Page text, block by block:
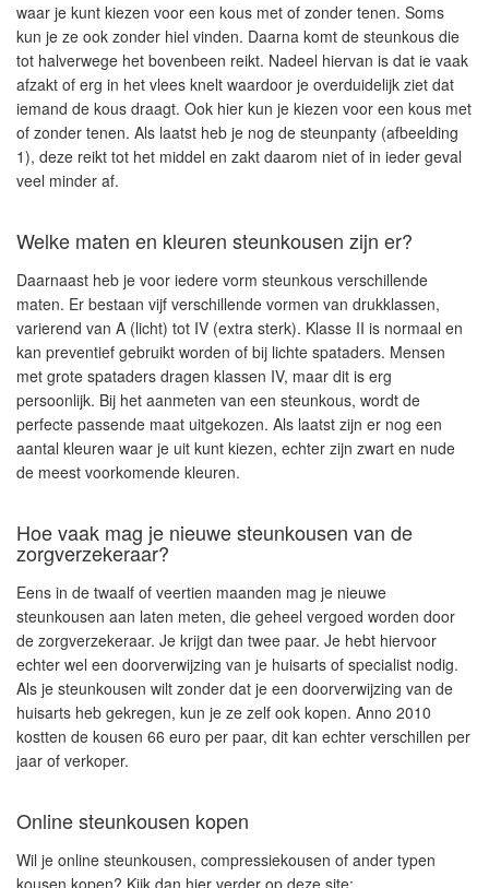
waar je kunt kiezen voor een kous met of zonder tenen. Soms
kun je ze ook zonder hiel vinden. Daarna komt de steunkous die
tot halverwege het bovenbeen reikt. Nadeel hiervan is dat ie vaak
afzakt of erg in het vlees knelt waardoor je overduidelijk ziet dat
iemand de kous draagt. Ook hier kun je kiezen voor een kous met
of zonder tenen. Als laatst heb je nog de steunpanty (afbeelding
1), deze reikt tot het middel en zakt daarom niet of in ieder geval
veel minder af.
Welke maten en kleuren steunkousen zijn er?
Daarnaast heb je voor iedere vorm steunkous verschillende
maten. Er bestaan vijf verschillende vormen van drukklassen,
varierend van A (licht) tot IV (extra sterk). Klasse II is normaal en
kan preventief gebruikt worden of bij lichte spataders. Mensen
met grote spataders dragen klassen IV, maar dit is erg
persoonlijk. Bij het aanmeten van een steunkous, wordt de
perfecte passende maat uitgekozen. Als laatst zijn er nog een
aantal kleuren waar je uit kunt kiezen, echter zijn zwart en nude
de meest voorkomende kleuren.
Hoe vaak mag je nieuwe steunkousen van de
zorgverzekeraar?
Eens in de twaalf of veertien maanden mag je nieuwe
steunkousen aan laten meten, die geheel vergoed worden door
de zorgverzekeraar. Je krijgt dan twee paar. Je hebt hiervoor
echter wel een doorverwijzing van je huisarts of specialist nodig.
Als je steunkousen wilt zonder dat je een doorverwijzing van de
huisarts heb gekregen, kun je ze zelf ook kopen. Anno 2010
kostten de kousen 66 euro per paar, dit kan echter verschillen per
jaar of verkoper.
Online steunkousen kopen
Wil je online steunkousen, compressiekousen of ander typen
kousen kopen? Kijk dan hier verder op deze site;